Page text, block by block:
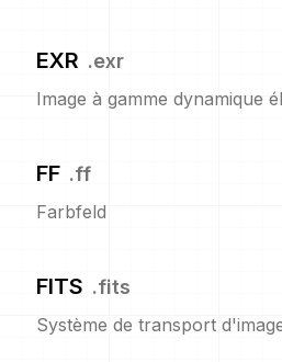
EXR .exr
Image à gamme dynamique
FF .ff
Farbfeld
FITS .fits
Système de transport